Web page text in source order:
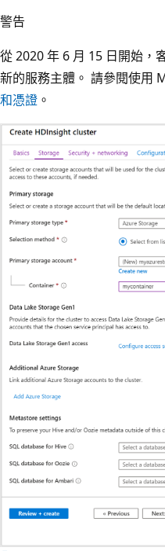
警告
從 2020 年 6 月 15 日開始，
新的服務主體。 請參閱使用
和憑證 。